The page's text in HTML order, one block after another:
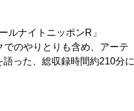
ルナイトニッポンR」
のやりとりも含め、アーテ
った、総収録時間約210分に